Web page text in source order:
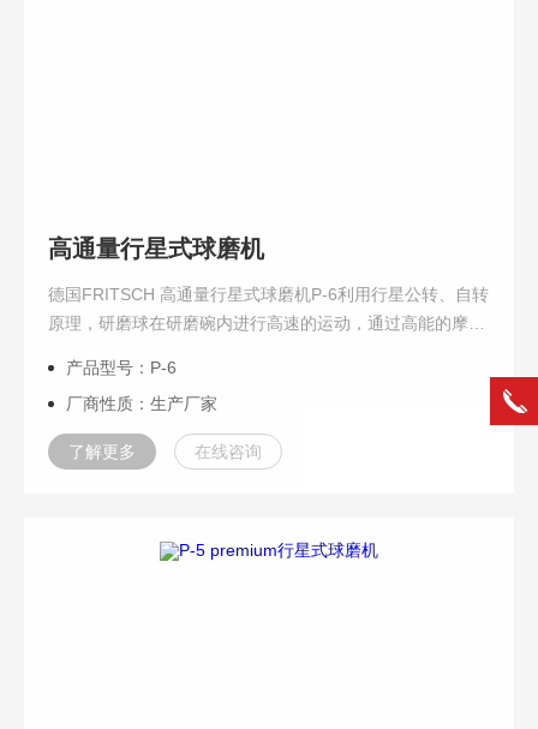
高通量行星式球磨机
德国FRITSCH 高通量行星式球磨机P-6利用行星公转、自转
原理，研磨球在研磨碗内进行高速的运动，通过高能的摩擦
下。P-6适用于实验室坚硬的到软而脆的样品及悬浊液中样
品的研磨，是超细粉粉碎，制药行业样品处理，新材料的制
备，生物医药，组织粉碎等领域的不错选择。
产品型号：P-6
厂商性质：生产厂家
了解更多 在线咨询